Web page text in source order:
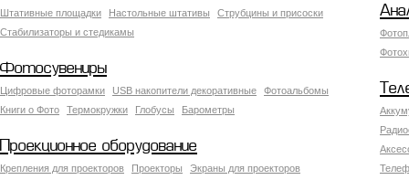
Штативные площадки
Настольные штативы
Струбцины и присоски
Стабилизаторы и стедикамы
Фотосувениры
Цифровые фоторамки USB накопители декоративные
Фотоальбомы
Книги о Фото
Термокружки Глобусы Барометры
Проекционное оборудование
Крепления для проекторов Проекторы
Экраны для проекторов